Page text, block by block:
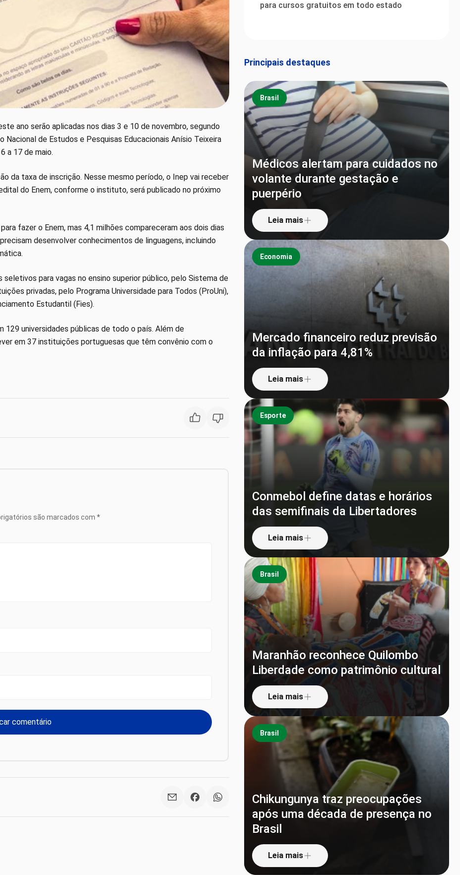
ano serão aplicadas nos dias 3 e 10 de novembro, segundo
de Estudos e Pesquisas Educacionais Anísio Teixeira
a 17 de maio.
da taxa de inscrição. Nesse mesmo período, o Inep vai receber
do Enem, conforme o instituto, será publicado no próximo
fazer o Enem, mas 4,1 milhões compareceram aos dois dias
desenvolver conhecimentos de linguagens, incluindo
para vagas no ensino superior público, pelo Sistema de
privadas, pelo Programa Universidade para Todos (ProUni),
Estudantil (Fies).
129 universidades públicas de todo o país. Além de
em 37 instituições portuguesas que têm convênio com o
são marcados com *
para cursos gratuitos em todo estado
Principais destaques
Brasil
Médicos alertam para cuidados no
volante durante gestação e
puerpério
Leia mais
Economia
Mercado financeiro reduz previsão
da inflação para 4,81%
Leia mais
Esporte
Conmebol define datas e horários
das semifinais da Libertadores
Leia mais
Brasil
Maranhão reconhece Quilombo
Liberdade como patrimônio cultural
Leia mais
Brasil
Chikungunya traz preocupações
após uma década de presença no
Brasil
Leia mais